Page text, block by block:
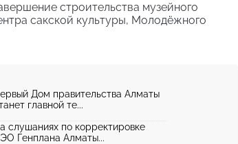
строительства музейного
сакской культуры, Молодёжного
Дом правительства Алматы
главной те...
слушаниях по корректировке
Генплана Алматы...